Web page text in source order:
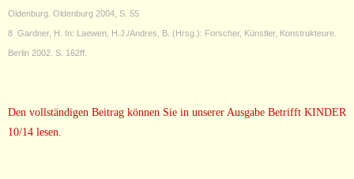
Oldenburg. Oldenburg 2004, S. 55
8 Gardner, H. In: Laewen, H.J./Andres, B. (Hrsg.): Forscher, Künstler, Konstrukteure.
Berlin 2002. S. 162ff.
Den vollständigen Beitrag können Sie in unserer Ausgabe Betrifft KINDER
10/14 lesen.